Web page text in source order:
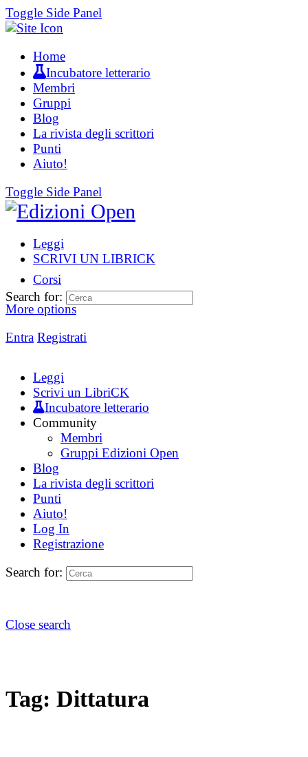
Toggle Side Panel
Home
Incubatore letterario
Membri
Gruppi
Blog
La rivista degli scrittori
Punti
Aiuto!
Toggle Side Panel
Leggi
SCRIVI UN LIBRICK
Corsi
More options
Entra Registrati
Search for:
Leggi
Scrivi un LibriCK
Incubatore letterario
Community
Membri
Gruppi Edizioni Open
Blog
La rivista degli scrittori
Punti
Aiuto!
Log In
Registrazione
Search for:
Close search
Tag: Dittatura